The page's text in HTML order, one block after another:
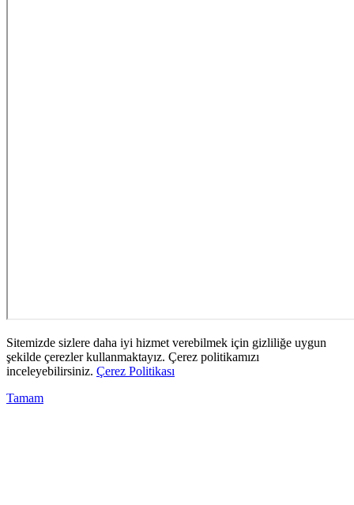
Sitemizde sizlere daha iyi hizmet verebilmek için gizliliğe uygun
şekilde çerezler kullanmaktayız. Çerez politikamızı
inceleyebilirsiniz. Çerez Politikası
Tamam